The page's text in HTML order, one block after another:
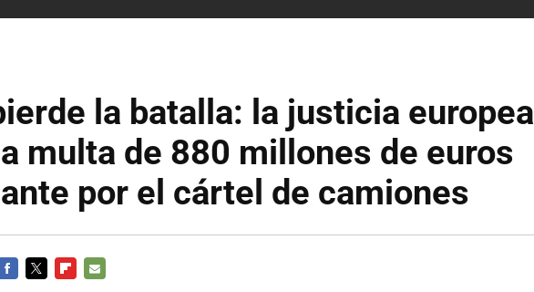
la batalla: la justicia europea
multa de 880 millones de euros
por el cártel de camiones